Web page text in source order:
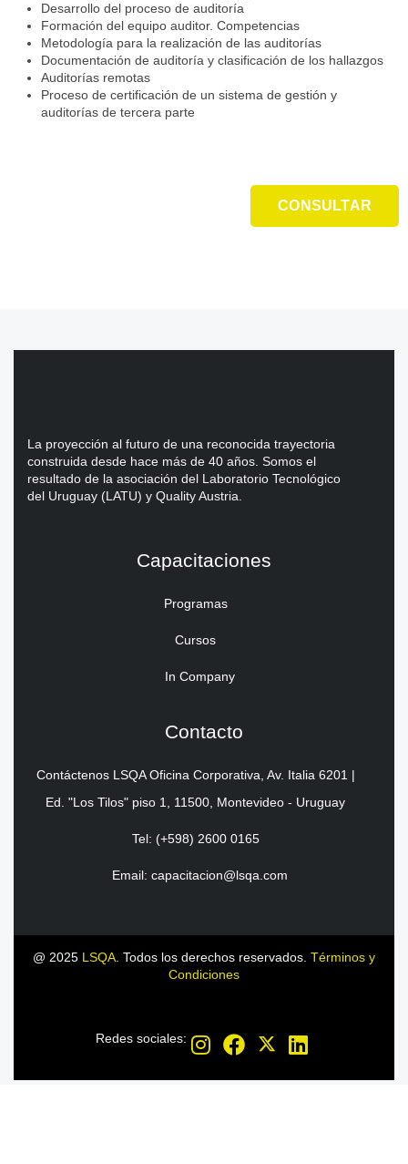
Desarrollo del proceso de auditoría
Formación del equipo auditor. Competencias
Metodología para la realización de las auditorías
Documentación de auditoría y clasificación de los hallazgos
Auditorías remotas
Proceso de certificación de un sistema de gestión y
auditorías de tercera parte
CONSULTAR
La proyección al futuro de una reconocida trayectoria
construida desde hace más de 40 años. Somos el
resultado de la asociación del Laboratorio Tecnológico
del Uruguay (LATU) y Quality Austria.
Capacitaciones
Programas
Cursos
In Company
Contacto
Contáctenos LSQA Oficina Corporativa, Av. Italia 6201 |
Ed. "Los Tilos" piso 1, 11500, Montevideo - Uruguay
Tel: (+598) 2600 0165
Email: capacitacion@lsqa.com
@ 2025 LSQA. Todos los derechos reservados. Términos y
Condiciones
Redes sociales: